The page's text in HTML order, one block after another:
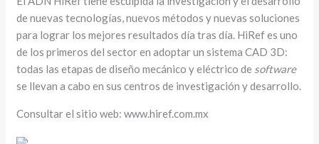
de nuevas tecnologías, nuevos métodos y nuevas soluciones
para lograr los mejores resultados día tras día. HiRef es uno
de los primeros del sector en adoptar un sistema CAD 3D:
todas las etapas de diseño mecánico y eléctrico de software
se llevan a cabo en sus centros de investigación y desarrollo.
Consultar el sitio web: www.hiref.com.mx